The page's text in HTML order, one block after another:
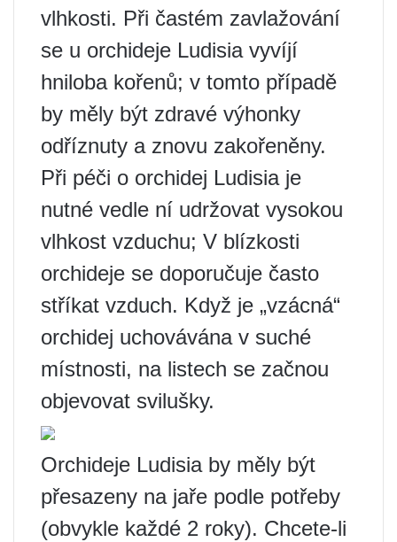
vlhkosti. Při častém zavlažování
se u orchideje Ludisia vyvíjí
hniloba kořenů; v tomto případě
by měly být zdravé výhonky
odříznuty a znovu zakořeněny.
Při péči o orchidej Ludisia je
nutné vedle ní udržovat vysokou
vlhkost vzduchu; V blízkosti
orchideje se doporučuje často
stříkat vzduch. Když je „vzácná“
orchidej uchovávána v suché
místnosti, na listech se začnou
objevovat svilušky.
Orchideje Ludisia by měly být
přesazeny na jaře podle potřeby
(obvykle každé 2 roky). Chcete-li